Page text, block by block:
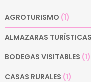
AGROTURISMO (1)
ALMAZARAS TURÍSTICAS
BODEGAS VISITABLES (1)
CASAS RURALES (1)